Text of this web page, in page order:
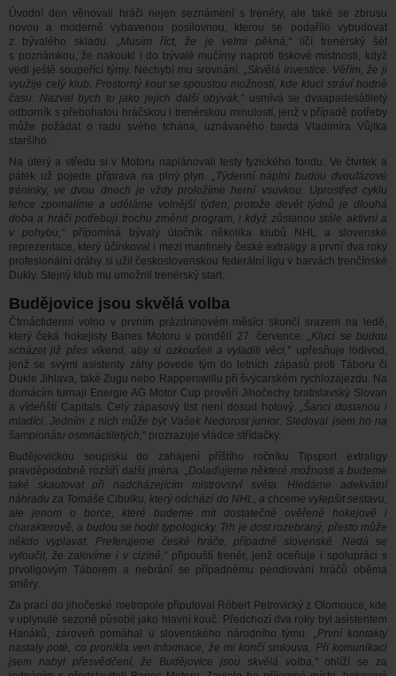
Úvodní den věnovali hráči nejen seznámení s trenéry, ale také se zbrusu
novou a moderně vybavenou posilovnou, kterou se podařilo vybudovat
z bývalého skladu.„Musím říct, že je velmi pěkná,“líčí trenérský šéf
s poznámkou, že nakoukl i do bývalé mučírny naproti tiskové místnosti, když
vedl ještě soupeřící týmy. Nechybí mu srovnání. „Skvělá investice. Věřím, že ji
využije celý klub. Prostorný kout se spoustou možností, kde kluci stráví hodně
času. Nazval bych to jako jejich další obývák,“ usmívá se dvaapadesátiletý
odborník s přebohatou hráčskou i trenérskou minulostí, jenž v případě potřeby
může požádat o radu svého tchána, uznávaného barda Vladimíra Vůjtka
staršího.
Na úterý a středu si v Motoru naplánovali testy fyzického fondu. Ve čtvrtek a
pátek už pojede příprava na plný plyn.„Týdenní náplní budou dvoufázové
tréninky, ve dvou dnech je vždy proložíme herní vsuvkou. Uprostřed cyklu
lehce zpomalíme a uděláme volnější týden, protože devět týdnů je dlouhá
doba a hráči potřebují trochu změnit program, i když zůstanou stále aktivní a
v pohybu,“ přípomíná bývalý útočník několika klubů NHL a slovenské
reprezentace, který účinkoval i mezi mantinely české extraligy a první dva roky
profesionální dráhy si užil československou federální ligu v barvách trenčínské
Dukly. Stejný klub mu umožnil trenérský start.
Budějovice jsou skvělá volba
Čtrnáctidenní volno v prvním prázdninovém měsíci skončí srazem na ledě,
který čeká hokejisty Banes Motoru v pondělí 27. července.„Kluci se budou
scházet již přes víkend, aby si ozkoušeli a vyladili věci,“ upřesňuje lodivod,
jenž se svými asistenty záhy povede tým do letních zápasů proti Táboru či
Dukle Jihlava, také Zugu nebo Rapperswillu při švýcarském rychlozájezdu. Na
domácím turnaji Energie AG Motor Cup prověří Jihočechy bratislavský Slovan
a vídeňští Capitals. Celý zápasový list není dosud hotový.„Šanci dostanou i
mladíci. Jedním z nich může být Vašek Nedorost junior. Sledoval jsem ho na
šampionátu osmnáctiletých,“ prozrazuje vládce střídačky.
Budějovickou soupisku do zahájení příštího ročníku Tipsport extraligy
pravděpodobně rozšíří další jména. „Dolaďujeme některé možnosti a budeme
také skautovat při nadcházejícím mistrovství světa. Hledáme adekvátní
náhradu za Tomáše Cibulku, který odchází do NHL, a chceme vylepšit sestavu,
ale jenom o borce, které budeme mít dostatečně ověřené hokejově i
charakterově, a budou se hodit typologicky. Trh je dost rozebraný, přesto může
někdo vyplavat. Preferujeme české hráče, případně slovenské. Nedá se
vyloučit, že zalovíme i v cizině,“ připouští trenér, jenž oceňuje i spolupráci s
prvoligovým Táborem a nebrání se případnému pendlování hráčů oběma
směry.
Za prací do jihočeské metropole připutoval Róbert Petrovický z Olomouce, kde
v uplynulé sezoně působil jako hlavní kouč. Předchozí dva roky byl asistentem
Hanáků, zároveň pomáhal u slovenského národního týmu. „První kontakty
nastaly poté, co pronikla ven informace, že mi končí smlouva. Při komunikaci
jsem nabyl přesvědčení, že Budějovice jsou skvělá volba,“ohlíží se za